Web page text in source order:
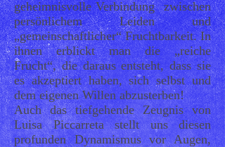
geheimnisvolle Verbindung zwischen
persönlichem Leiden und
„gemeinschaftlicher“ Fruchtbarkeit. In
ihnen erblickt man die „reiche
Frucht“, die daraus entsteht, dass sie
es akzeptiert haben, sich selbst und
dem eigenen Willen abzusterben!
Auch das tiefgehende Zeugnis von
Luisa Piccarreta stellt uns diesen
profunden Dynamismus vor Augen,